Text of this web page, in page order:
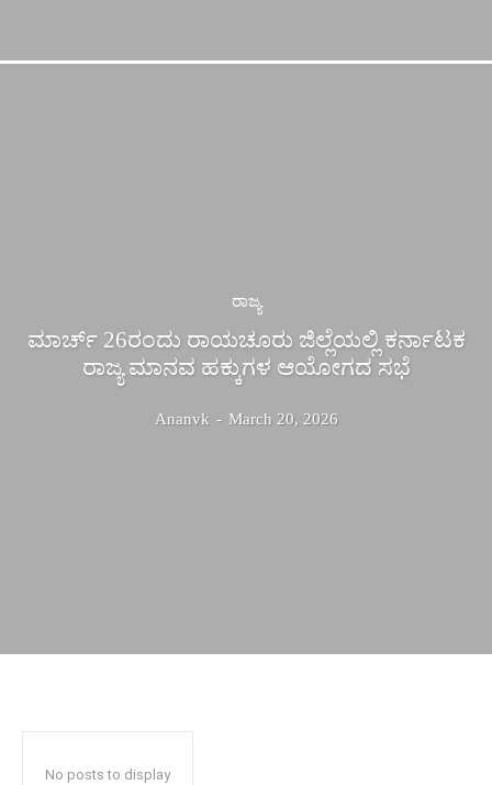
ರಾಜ್ಯ
ಮಾರ್ಚ್ 26ರಂದು ರಾಯಚೂರು ಜಿಲ್ಲೆಯಲ್ಲಿ ಕರ್ನಾಟಕ
ರಾಜ್ಯ ಮಾನವ ಹಕ್ಕುಗಳ ಆಯೋಗದ ಸಭೆ
Ananvk - March 20, 2026
No posts to display